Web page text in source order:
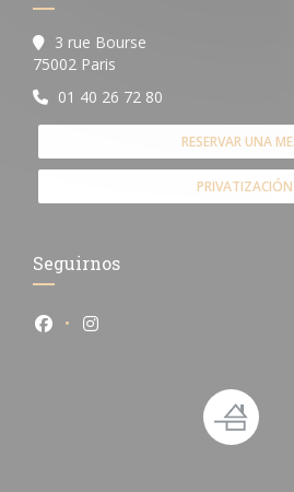
3 rue Bourse
75002 Paris
01 40 26 72 80
RESERVAR UNA
PRIVATIZACIÓN
Seguirnos
Facebook ((abre en una nueva
Instagram ((abre en una